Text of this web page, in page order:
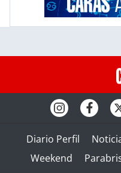
Diario Perfil
Weekend